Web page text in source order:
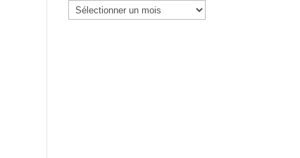
Archives